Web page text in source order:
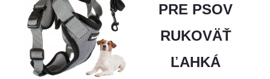
PRE PSOV
RUKOVÄŤ
ĽAHKÁ